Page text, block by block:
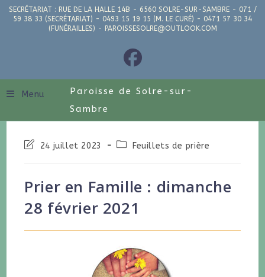
SECRÉTARIAT : RUE DE LA HALLE 14B - 6560 SOLRE-SUR-SAMBRE - 071 /
59 38 33 (SECRÉTARIAT) - 0493 15 19 15 (M. LE CURÉ) - 0471 57 30 34
(FUNÉRAILLES) - PAROISSESOLRE@OUTLOOK.COM
Menu
Paroisse de Solre-sur-
Sambre
24 juillet 2023 Feuillets de prière
Prier en Famille : dimanche
28 février 2021